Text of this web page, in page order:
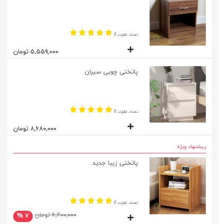
تعداد نظرات 0
۵,۵۵۹,۰۰۰ تومان
پاتختی چوبی سیران
تعداد نظرات 0
۸,۶۸۰,۰۰۰ تومان
پیشنهاد ویژه
پاتختی زیبا جدید
تعداد نظرات 0
۶,۲۰۰,۰۰۰ تومان
۷ %